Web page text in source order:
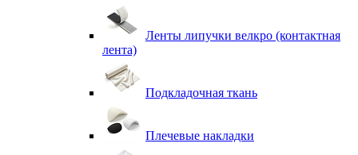
Ленты липучки велкро (контактная
лента)
Подкладочная ткань
Плечевые накладки